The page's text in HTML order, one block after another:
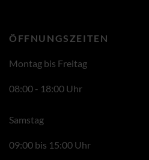
ÖFFNUNGSZEITEN
Montag bis Freitag
08:00 - 18:00 Uhr
Samstag
09:00 bis 15:00 Uhr